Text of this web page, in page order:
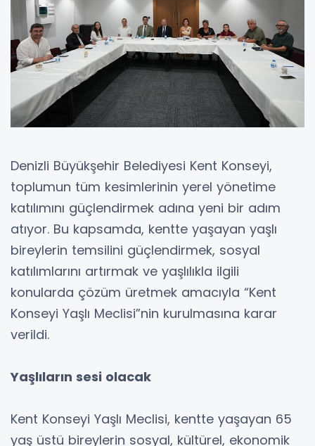
Denizli Büyükşehir Belediyesi Kent Konseyi,
toplumun tüm kesimlerinin yerel yönetime
katılımını güçlendirmek adına yeni bir adım
atıyor. Bu kapsamda, kentte yaşayan yaşlı
bireylerin temsilini güçlendirmek, sosyal
katılımlarını artırmak ve yaşlılıkla ilgili
konularda çözüm üretmek amacıyla “Kent
Konseyi Yaşlı Meclisi”nin kurulmasına karar
verildi.
Yaşlıların sesi olacak
Kent Konseyi Yaşlı Meclisi, kentte yaşayan 65
yaş üstü bireylerin sosyal, kültürel, ekonomik